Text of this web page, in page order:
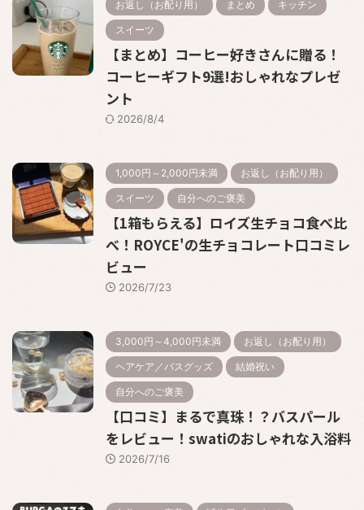
お返し（お配り用） まとめ キッチン
スイーツ
【まとめ】コーヒー好きさんに贈る！
コーヒーギフト9選!おしゃれなプレゼ
ント
2026/8/4
1,000円～2,000円未満 お返し（お配り用）
スイーツ 自分へのご褒美
【1箱もらえる】ロイズ生チョコ食べ比
べ！ROYCE'の生チョコレート口コミレ
ビュー
2026/7/23
3,000円～4,000円未満 お返し（お配り用）
ヘアケア／バスグッズ 結婚祝い
自分へのご褒美
【口コミ】まるで真珠！？バスパール
をレビュー！swatiのおしゃれな入浴料
2026/7/16